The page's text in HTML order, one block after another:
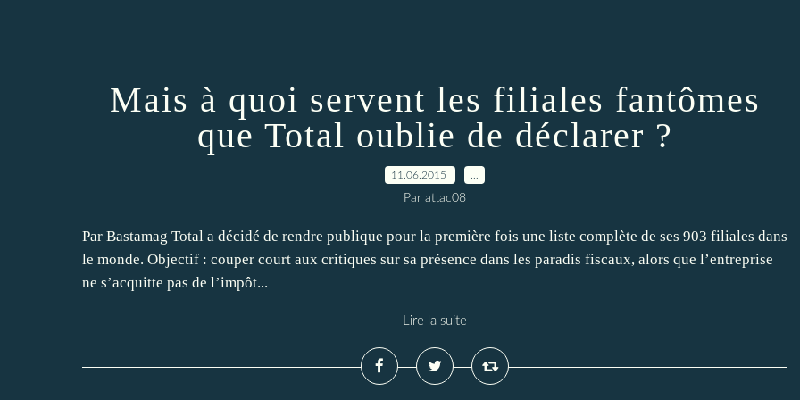
Mais à quoi servent les filiales fantômes
que Total oublie de déclarer ?
11.06.2015
Par attac08
Par Bastamag Total a décidé de rendre publique pour la première fois une liste complète de ses 903 filiales dans
le monde. Objectif : couper court aux critiques sur sa présence dans les paradis fiscaux, alors que l’entreprise
ne s’acquitte pas de l’impôt...
Lire la suite